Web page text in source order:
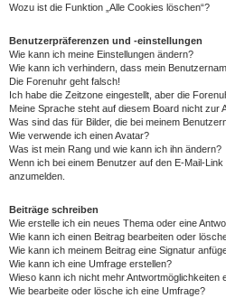
Wozu ist die Funktion „Alle Cookies löschen“?
Benutzerpräferenzen und -einstellungen
Wie kann ich meine Einstellungen ändern?
Wie kann ich verhindern, dass mein
Die Forenuhr geht falsch!
Ich habe die Zeitzone eingestellt, aber die
Meine Sprache steht auf diesem Board nicht zur
Was sind das für Bilder, die bei meinem
Wie verwende ich einen Avatar?
Was ist mein Rang und wie kann ich ihn ändern?
Wenn ich bei einem Benutzer auf den E-Mail-
anzumelden.
Beiträge schreiben
Wie erstelle ich ein neues Thema oder eine
Wie kann ich einen Beitrag bearbeiten oder
Wie kann ich meinem Beitrag eine Signatur
Wie kann ich eine Umfrage erstellen?
Wieso kann ich nicht mehr Antwortmöglichkeiten
Wie bearbeite oder lösche ich eine Umfrage?